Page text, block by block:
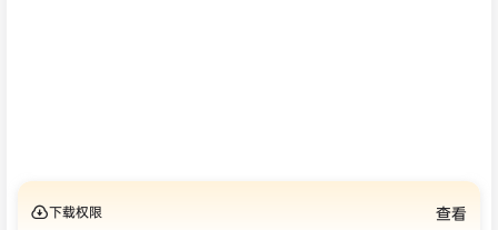
下载权限 查看